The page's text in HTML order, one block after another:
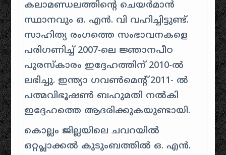
കലാമണ്ഡലത്തിന്റെ ചെയർമാൻ
സ്ഥാനവും ഒ. എൻ. വി വഹിച്ചിട്ടുണ്ട്.
സാഹിത്യ രംഗത്തെ സംഭാവനകളെ
പരിഗണിച്ച് 2007-ലെ ജ്ഞാനപീഠ
പുരസ്കാരം ഇദ്ദേഹത്തിന് 2010-ൽ
ലഭിച്ചു. ഇന്ത്യാ ഗവൺമെന്റ് 2011- ൽ
പത്മവിഭൂഷൺ ബഹുമതി നൽകി
ഇദ്ദേഹത്തെ ആദരിക്കുകയുണ്ടായി.
കൊല്ലം ജില്ലയിലെ ചവറയിൽ
ഒറ്റപ്ലാക്കൽ കുടുംബത്തിൽ ഒ. എൻ.